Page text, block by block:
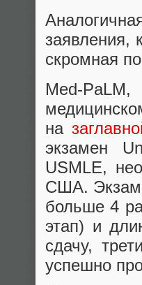
заявления,
скромная
Med-
на
экзамен
USMLE,
США.
больше 4
этап) и
сдачу,
успешно